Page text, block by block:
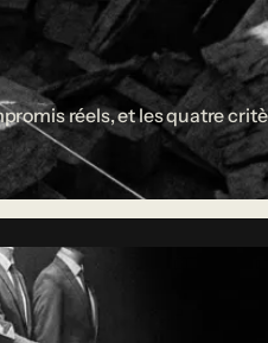
réels, et les quatre